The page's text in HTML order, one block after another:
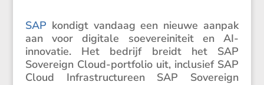
SAP kondigt vandaag een nieuwe aanpak
aan voor digitale soeve­rei­ni­teit en AI-
innovatie. Het bedrijf breidt het SAP
Sovereign Cloud-portfolio uit, inclu­sief SAP
Cloud Infra­struc­tureen SAP Sovereign